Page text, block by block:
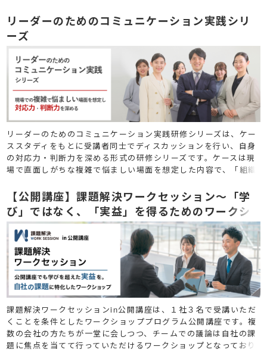
必要なタイミングで柔軟にご利用いただけます。
リーダーのためのコミュニケーション実践シリ
ーズ
リーダーのためのコミュニケーション実践研修シリーズは、ケー
ススタディをもとに受講者同士でディスカッションを行い、自身
の対応力・判断力を深める形式の研修シリーズです。ケースは現
場で直面しがちな複雑で悩ましい場面を想定した内容で、「組織
３テーマを選定しています。
【公開講座】課題解決ワークセッション～「学
び」ではなく、「実益」を得るためのワークシ
ョップを公開講座でも
課題解決ワークセッションin公開講座は、１社３名で受講いただ
くことを条件としたワークショッププログラム公開講座です。複
数の会社の方たちが一堂に会しつつ、チームでの議論は自社の課
題に焦点を当てて行っていただけるワークショップとなっており